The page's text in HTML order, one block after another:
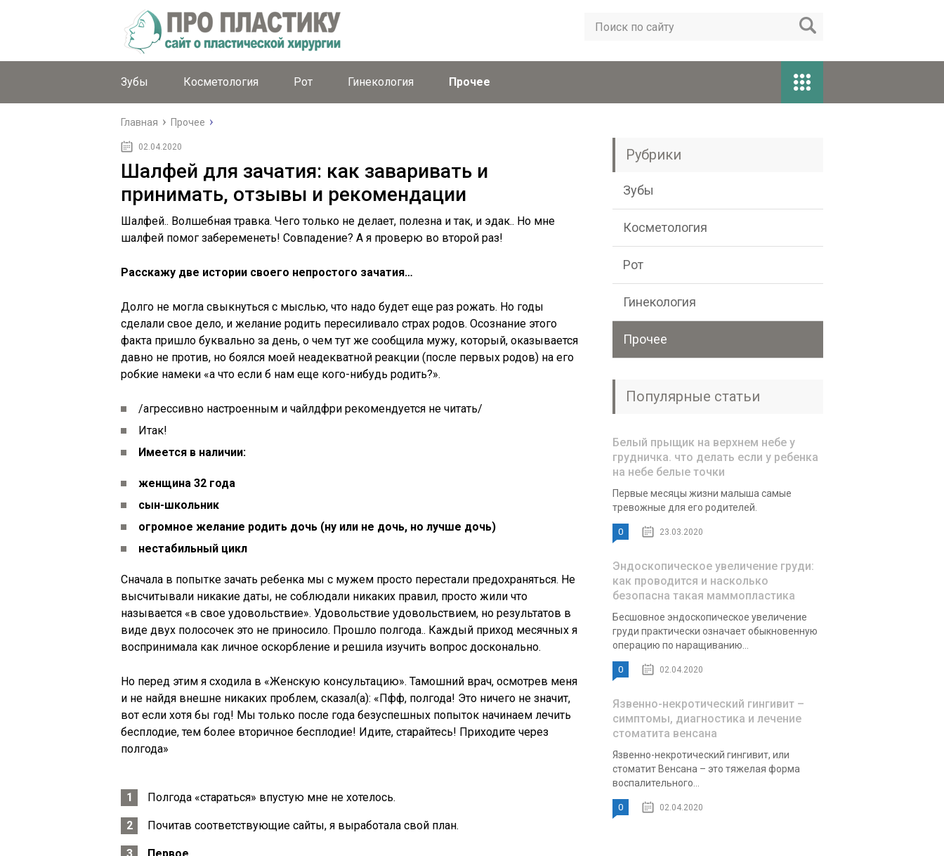
Зубы Косметология Рот Гинекология Прочее
Главная Прочее
02.04.2020
Шалфей для зачатия: как заваривать и
принимать, отзывы и рекомендации
Шалфей.. Волшебная травка. Чего только не делает, полезна и так, и эдак.. Но мне
шалфей помог забеременеть! Совпадение? А я проверю во второй раз!
Расскажу две истории своего непростого зачатия…
Долго не могла свыкнуться с мыслью, что надо будет еще раз рожать. Но годы
сделали свое дело, и желание родить пересиливало страх родов. Осознание этого
факта пришло буквально за день, о чем тут же сообщила мужу, который, оказывается
давно не против, но боялся моей неадекватной реакции (после первых родов) на его
робкие намеки «а что если б нам еще кого-нибудь родить?».
/агрессивно настроенным и чайлдфри рекомендуется не читать/
Итак!
Имеется в наличии:
женщина 32 года
сын-школьник
огромное желание родить дочь (ну или не дочь, но лучше дочь)
нестабильный цикл
Сначала в попытке зачать ребенка мы с мужем просто перестали предохраняться. Не
высчитывали никакие даты, не соблюдали никаких правил, просто жили что
называется «в свое удовольствие». Удовольствие удовольствием, но результатов в
виде двух полосочек это не приносило. Прошло полгода.. Каждый приход месячных я
воспринимала как личное оскорбление и решила изучить вопрос досконально.
Но перед этим я сходила в «Женскую консультацию». Тамошний врач, осмотрев меня
и не найдя внешне никаких проблем, сказал(а): «Пфф, полгода! Это ничего не значит,
вот если хотя бы год! Мы только после года безуспешных попыток начинаем лечить
бесплодие, тем более вторичное бесплодие! Идите, старайтесь! Приходите через
полгода»
Полгода «стараться» впустую мне не хотелось.
Почитав соответствующие сайты, я выработала свой план.
Рубрики
Зубы
Косметология
Рот
Гинекология
Прочее
Популярные статьи
Белый прыщик на верхнем небе у
грудничка. что делать если у ребенка
на небе белые точки
Первые месяцы жизни малыша самые
тревожные для его родителей.
0 23.03.2020
Эндоскопическое увеличение груди:
как проводится и насколько
безопасна такая маммопластика
Бесшовное эндоскопическое увеличение
груди практически означает обыкновенную
операцию по наращиванию...
0 02.04.2020
Язвенно-некротический гингивит –
симптомы, диагностика и лечение
стоматита венсана
Язвенно-некротический гингивит, или
стоматит Венсана – это тяжелая форма
воспалительного...
0 02.04.2020